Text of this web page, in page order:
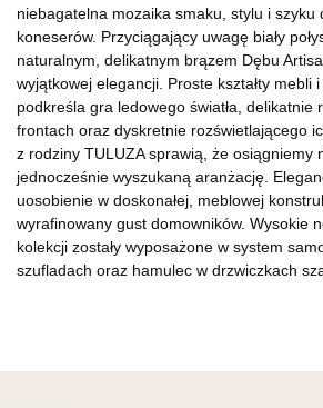
niebagatelna mozaika smaku, stylu i szyku
koneserów. Przyciągający uwagę biały
naturalnym, delikatnym brązem Dębu
wyjątkowej elegancji. Proste kształty mebli
podkreśla gra ledowego światła, delikatnie
frontach oraz dyskretnie rozświetlającego
z rodziny TULUZA sprawią, że osiągniemy
jednocześnie wyszukaną aranżację.
uosobienie w doskonałej, meblowej
wyrafinowany gust domowników. Wysokie
kolekcji zostały wyposażone w system
szufladach oraz hamulec w drzwiczkach